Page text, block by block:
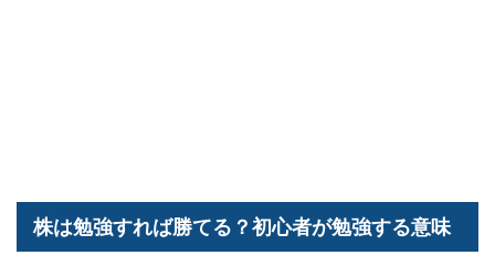
株は勉強すれば勝てる？初心者が勉強する意味